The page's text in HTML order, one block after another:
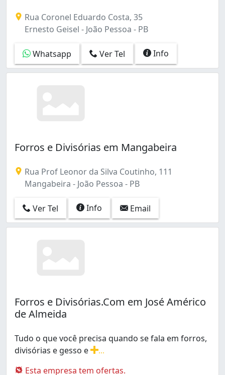
Rua Coronel Eduardo Costa, 35
Ernesto Geisel - João Pessoa - PB
Whatsapp Ver Tel Info
Forros e Divisórias em Mangabeira
Rua Prof Leonor da Silva Coutinho, 111
Mangabeira - João Pessoa - PB
Ver Tel Info Email
Forros e Divisórias.Com em José Américo
de Almeida
Tudo o que você precisa quando se fala em forros,
divisórias e gesso e
Esta empresa tem ofertas.